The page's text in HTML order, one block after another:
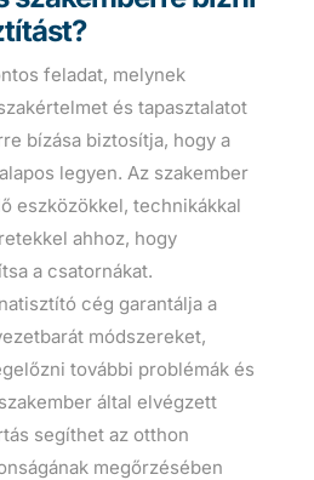
feladat, melynek
és tapasztalatot
bízása biztosítja, hogy a
legyen. Az szakember
eszközökkel, technikákkal
ahhoz, hogy
a csatornákat.
cég garantálja a
módszereket,
további problémák és
által elvégzett
segíthet az otthon
megőrzésében